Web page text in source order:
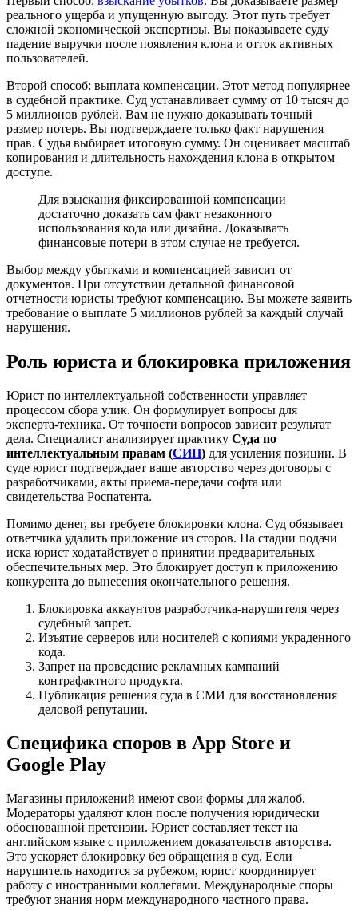
реального ущерба и упущенную выгоду. Этот путь требует
сложной экономической экспертизы. Вы показываете суду
падение выручки после появления клона и отток активных
пользователей.
Второй способ: выплата компенсации. Этот метод популярнее
в судебной практике. Суд устанавливает сумму от 10 тысяч до
5 миллионов рублей. Вам не нужно доказывать точный
размер потерь. Вы подтверждаете только факт нарушения
прав. Судья выбирает итоговую сумму. Он оценивает масштаб
копирования и длительность нахождения клона в открытом
доступе.
Для взыскания фиксированной компенсации
достаточно доказать сам факт незаконного
использования кода или дизайна. Доказывать
финансовые потери в этом случае не требуется.
Выбор между убытками и компенсацией зависит от
документов. При отсутствии детальной финансовой
отчетности юристы требуют компенсацию. Вы можете заявить
требование о выплате 5 миллионов рублей за каждый случай
нарушения.
Роль юриста и блокировка приложения
Юрист по интеллектуальной собственности управляет
процессом сбора улик. Он формулирует вопросы для
эксперта-техника. От точности вопросов зависит результат
дела. Специалист анализирует практику Суда по
интеллектуальным правам (СИП) для усиления позиции. В
суде юрист подтверждает ваше авторство через договоры с
разработчиками, акты приема-передачи софта или
свидетельства Роспатента.
Помимо денег, вы требуете блокировки клона. Суд обязывает
ответчика удалить приложение из сторов. На стадии подачи
иска юрист ходатайствует о принятии предварительных
обеспечительных мер. Это блокирует доступ к приложению
конкурента до вынесения окончательного решения.
Блокировка аккаунтов разработчика-нарушителя через
судебный запрет.
Изъятие серверов или носителей с копиями украденного
кода.
Запрет на проведение рекламных кампаний
контрафактного продукта.
Публикация решения суда в СМИ для восстановления
деловой репутации.
Специфика споров в App Store и
Google Play
Магазины приложений имеют свои формы для жалоб.
Модераторы удаляют клон после получения юридически
обоснованной претензии. Юрист составляет текст на
английском языке с приложением доказательств авторства.
Это ускоряет блокировку без обращения в суд. Если
нарушитель находится за рубежом, юрист координирует
работу с иностранными коллегами. Международные споры
требуют знания норм международного частного права.